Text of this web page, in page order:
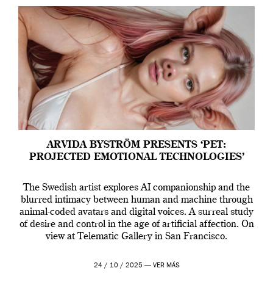
ARVIDA BYSTRÖM PRESENTS ‘PET:
PROJECTED EMOTIONAL TECHNOLOGIES’
The Swedish artist explores AI companionship and the
blurred intimacy between human and machine through
animal-coded avatars and digital voices. A surreal study
of desire and control in the age of artificial affection. On
view at Telematic Gallery in San Francisco.
24 / 10 / 2025 — VER MÁS